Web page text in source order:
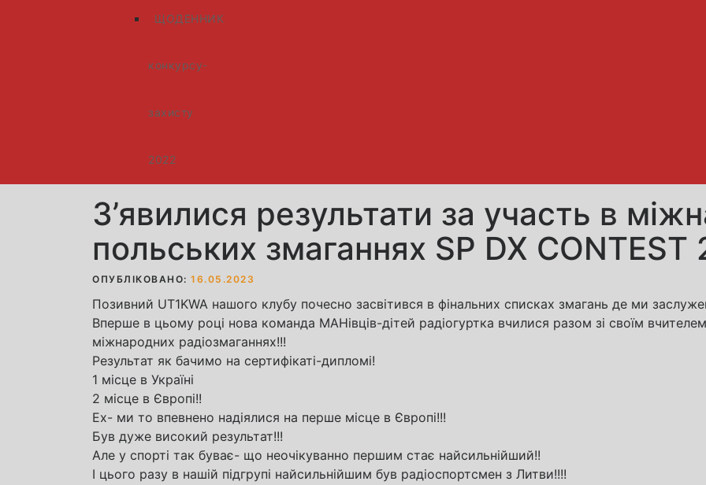
ЩОДЕННИК
конкурсу-
захисту
2022
З’явилися результати за участь в
польських змаганнях SP DX CONTEST
ОПУБЛІКОВАНО: 16.05.2023
Позивний UT1KWA нашого клубу почесно засвітився в фінальних списках змагань де ми
Вперше в цьому році нова команда МАНівців-дітей радіогуртка вчилися разом зі своїм
міжнародних радіозмаганнях!!!
Результат як бачимо на сертифікаті-дипломі!
1 місце в Україні
2 місце в Європі!!
Ех- ми то впевнено надіялися на перше місце в Європі!!!
Був дуже високий результат!!!
Але у спорті так буває- що неочікуванно першим стає найсильнійший!!
І цього разу в нашій підгрупі найсильнійшим був радіоспортсмен з Литви!!!!